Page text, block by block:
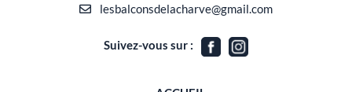
lesbalconsdelacharve@gmail.com
Suivez-vous sur :